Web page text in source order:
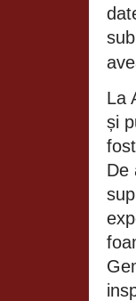
La
și
De